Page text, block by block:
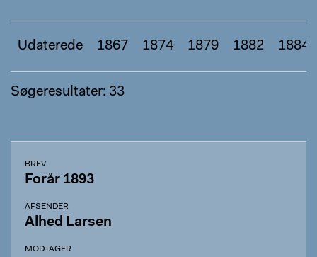
Udaterede 1867 1874 1879 1882 1884
Søgeresultater: 33
BREV
Forår 1893
AFSENDER
Alhed Larsen
MODTAGER